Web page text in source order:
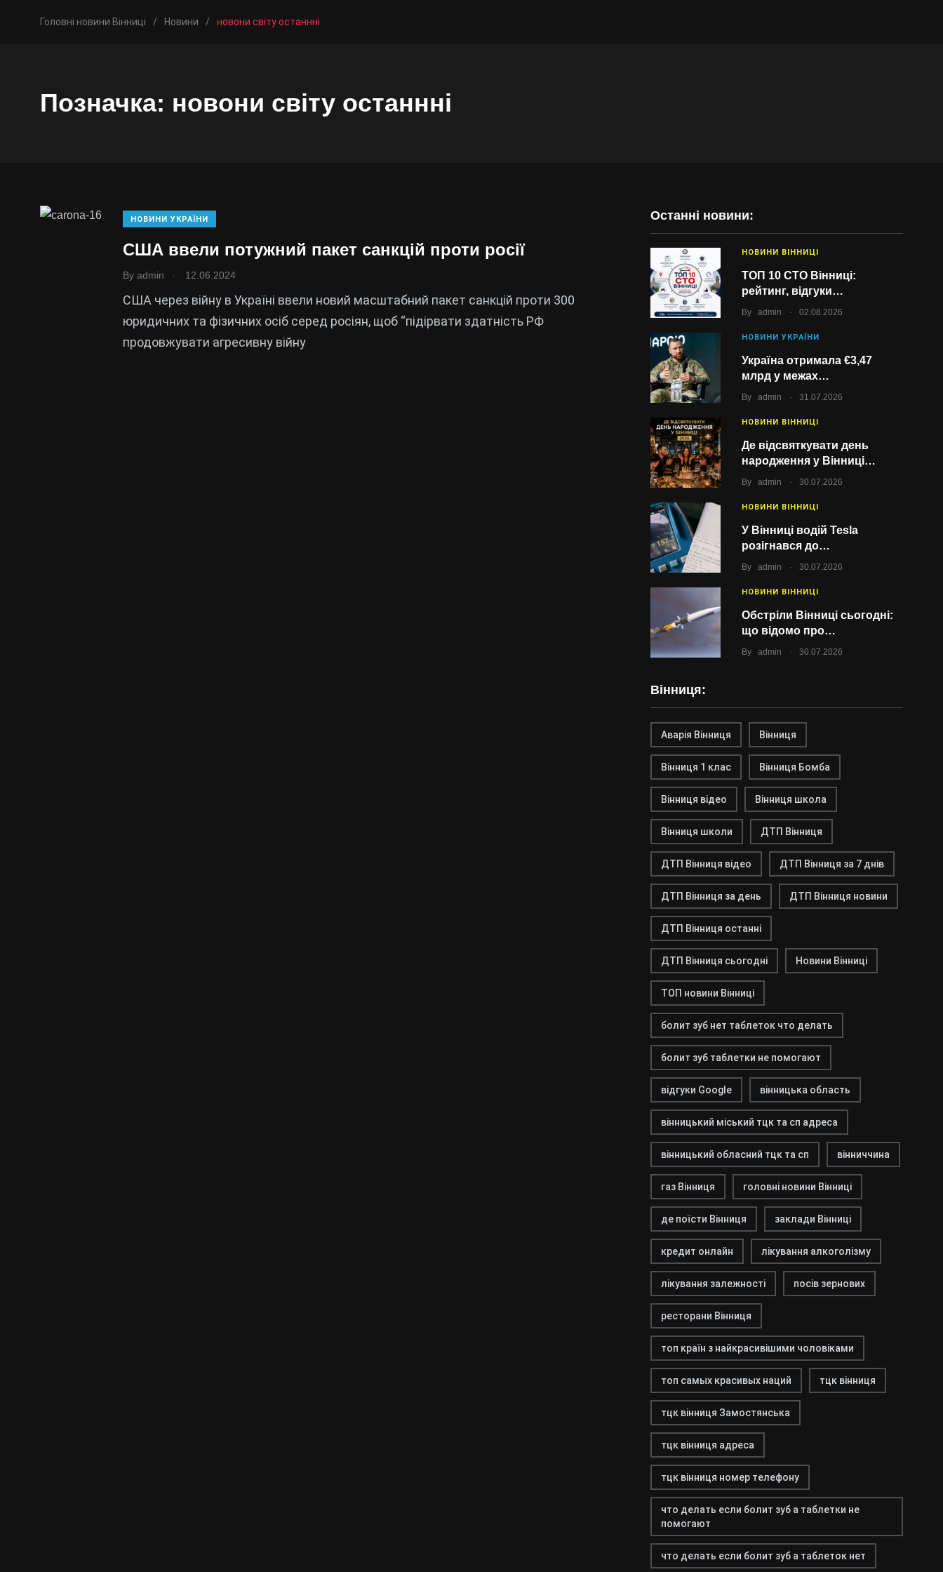
Головні новини Вінниці / Новини / новони світу останнні
Позначка: новони світу останнні
НОВИНИ УКРАЇНИ
США ввели потужний пакет санкцій проти росії
By admin 12.06.2024
США через війну в Україні ввели новий масштабний пакет санкцій проти 300
юридичних та фізичних осіб серед росіян, щоб “підірвати здатність РФ
продовжувати агресивну війну
Останні новини:
НОВИНИ ВІННИЦІ
ТОП 10 СТО Вінниці:
рейтинг, відгуки…
By admin . 02.08.2026
НОВИНИ УКРАЇНИ
Україна отримала €3,47
млрд у межах…
By admin . 31.07.2026
НОВИНИ ВІННИЦІ
Де відсвяткувати день
народження у Вінниці…
By admin . 30.07.2026
НОВИНИ ВІННИЦІ
У Вінниці водій Tesla
розігнався до…
By admin . 30.07.2026
НОВИНИ ВІННИЦІ
Обстріли Вінниці сьогодні:
що відомо про…
By admin . 30.07.2026
Вінниця:
Аварія Вінниця Вінниця
Вінниця 1 клас Вінниця Бомба
Вінниця відео Вінниця школа
Вінниця школи ДТП Вінниця
ДТП Вінниця відео ДТП Вінниця за 7 днів
ДТП Вінниця за день ДТП Вінниця новини
ДТП Вінниця останні
ДТП Вінниця сьогодні Новини Вінниці
ТОП новини Вінниці
болит зуб нет таблеток что делать
болит зуб таблетки не помогают
відгуки Google вінницька область
вінницький міський тцк та сп адреса
вінницький обласний тцк та сп вінниччина
газ Вінниця головні новини Вінниці
де поїсти Вінниця заклади Вінниці
кредит онлайн лікування алкоголізму
лікування залежності посів зернових
ресторани Вінниця
топ країн з найкрасивішими чоловіками
топ самых красивых наций тцк вінниця
тцк вінниця Замостянська
тцк вінниця адреса
тцк вінниця номер телефону
что делать если болит зуб а таблетки не
помогают
что делать если болит зуб а таблеток нет